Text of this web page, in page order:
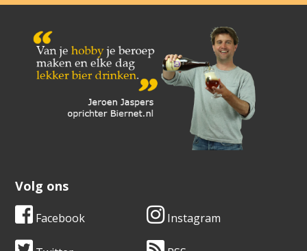
Volg ons
Facebook Instagram